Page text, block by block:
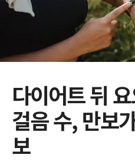
뛰
다이어트 뒤
걸음 수, 만보
보